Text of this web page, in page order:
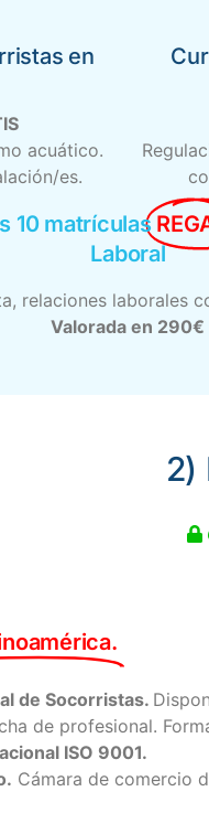
en
acuático.
es.
10 matrículas
Laboral
relaciones laborales
Valorada en 290€
2)
de Socorristas.
de profesional.
ISO 9001.
Cámara de comercio